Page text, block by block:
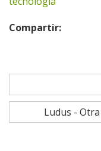
Compartir:
Ludus -